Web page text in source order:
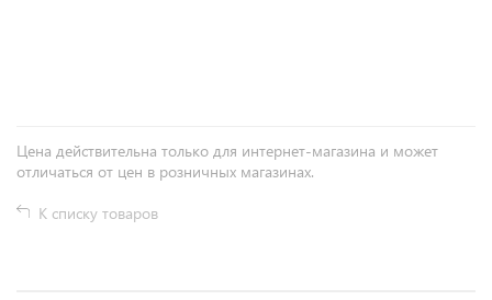
Цена действительна только для интернет-магазина и может
отличаться от цен в розничных магазинах.
К списку товаров